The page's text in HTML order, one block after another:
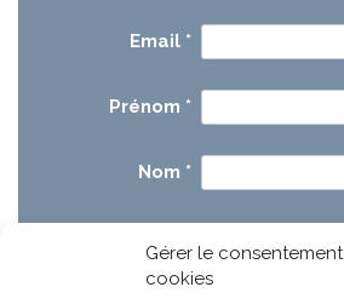
Gérer le
cookies
Email *
Prénom *
Nom *